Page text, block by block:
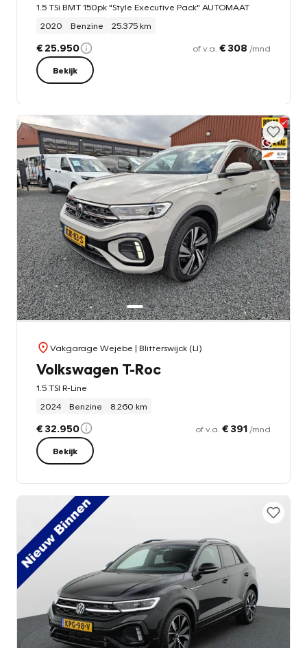
1.5 TSi BMT 150pk "Style Executive Pack" AUTOMAAT
2020
Benzine 25.375 km
€ 25.950 of v.a. € 308 /mnd
Bekijk
Vakgarage Wejebe | Blitterswijck (LI)
Volkswagen T-Roc
1.5 TSI R-Line
2024
Benzine 8.260 km
€ 32.950 of v.a. € 391 /mnd
Bekijk